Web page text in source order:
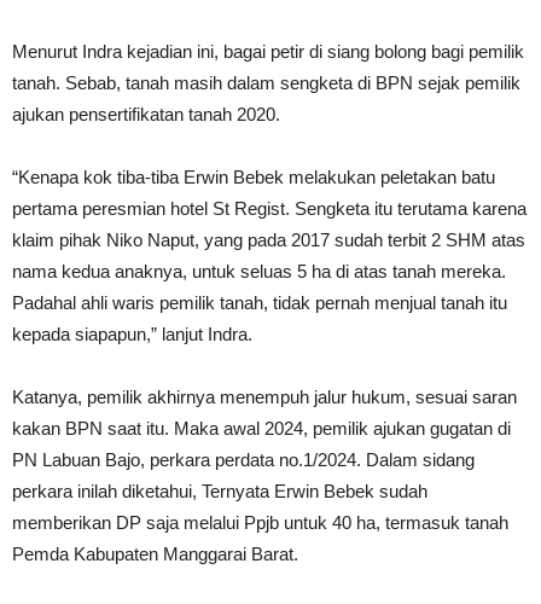
Menurut Indra kejadian ini, bagai petir di siang bolong bagi pemilik
tanah. Sebab, tanah masih dalam sengketa di BPN sejak pemilik
ajukan pensertifikatan tanah 2020.
“Kenapa kok tiba-tiba Erwin Bebek melakukan peletakan batu
pertama peresmian hotel St Regist. Sengketa itu terutama karena
klaim pihak Niko Naput, yang pada 2017 sudah terbit 2 SHM atas
nama kedua anaknya, untuk seluas 5 ha di atas tanah mereka.
Padahal ahli waris pemilik tanah, tidak pernah menjual tanah itu
kepada siapapun,” lanjut Indra.
Katanya, pemilik akhirnya menempuh jalur hukum, sesuai saran
kakan BPN saat itu. Maka awal 2024, pemilik ajukan gugatan di
PN Labuan Bajo, perkara perdata no.1/2024. Dalam sidang
perkara inilah diketahui, Ternyata Erwin Bebek sudah
memberikan DP saja melalui Ppjb untuk 40 ha, termasuk tanah
Pemda Kabupaten Manggarai Barat.